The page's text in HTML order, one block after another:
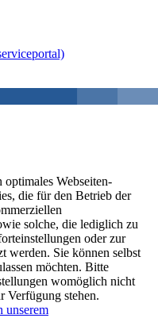
Webseiten-
die für den Betrieb der
solche, die lediglich zu
oder zur
werden. Sie können selbst
möchten. Bitte
womöglich nicht
Verfügung stehen.
unserem